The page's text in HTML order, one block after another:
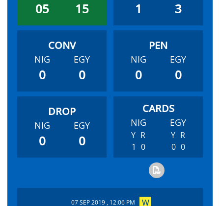
05 15 1 3
NIG EGY
0 0
NIG EGY
0 0
NIG EGY
0 0
NIG EGY
Y R
1 0
Y R
0 0
07 SEP 2019 , 12:06 PM